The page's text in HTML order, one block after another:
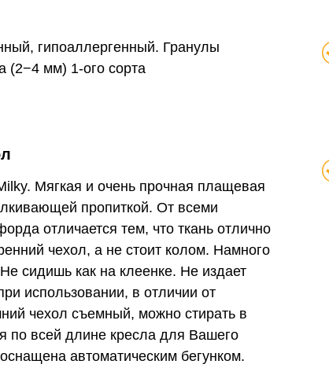
гипоаллергенный. Гранулы
(2−4 мм) 1-ого сорта
Мягкая и очень прочная плащевая
пропиткой. От всеми
отличается тем, что ткань отлично
чехол, а не стоит колом. Намного
сидишь как на клеенке. Не издает
использовании, в отличии от
чехол съемный, можно стирать в
по всей длине кресла для Вашего
автоматическим бегунком.